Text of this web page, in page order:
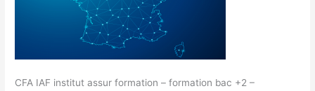
CFA IAF institut assur formation – formation bac +2 –